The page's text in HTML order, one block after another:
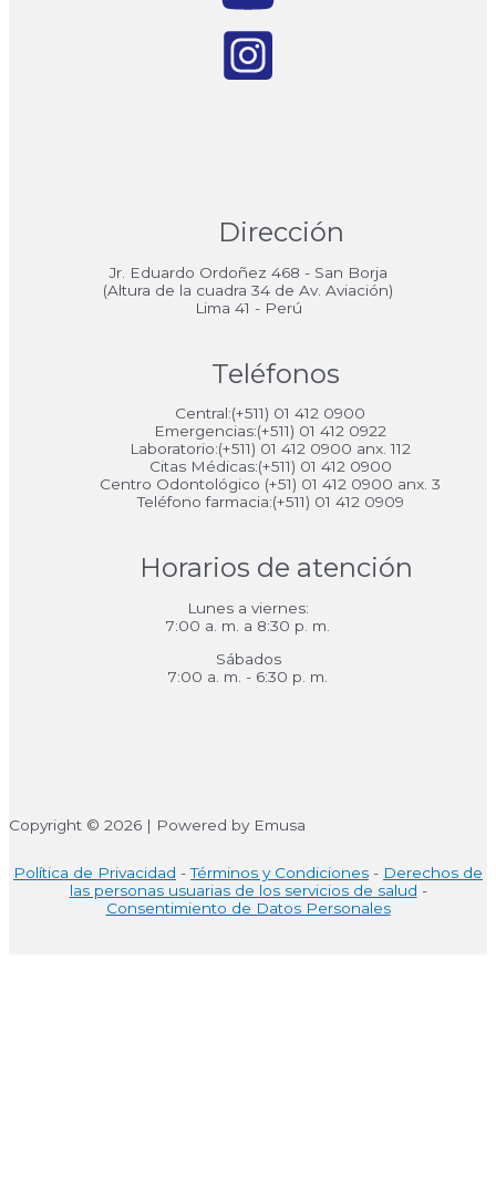
Dirección
Jr. Eduardo Ordoñez 468 - San Borja
(Altura de la cuadra 34 de Av. Aviación)
Lima 41 - Perú
Teléfonos
Central:(+511) 01 412 0900
Emergencias:(+511) 01 412 0922
Laboratorio:(+511) 01 412 0900 anx. 112
Citas Médicas:(+511) 01 412 0900
Centro Odontológico (+51) 01 412 0900 anx. 3
Teléfono farmacia:(+511) 01 412 0909
Horarios de atención
Lunes a viernes:
7:00 a. m. a 8:30 p. m.
Sábados
7:00 a. m. - 6:30 p. m.
Copyright © 2026 | Powered by Emusa
Política de Privacidad -Términos y Condiciones - Derechos de
las personas usuarias de los servicios de salud -
Consentimiento de Datos Personales